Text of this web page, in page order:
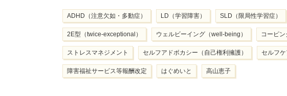
ADHD（注意欠如・多動症） LD（学習障害） SLD（限局性学習症）
2E型（twice-exceptional） ウェルビーイング（well-being） コーピン
ストレスマネジメント セルフアドボカシー（自己権利擁護） セルフケ
障害福祉サービス等報酬改定 はぐめいと 高山恵子